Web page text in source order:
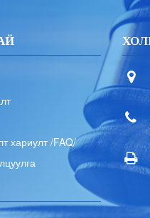
хариулт /FAQ/